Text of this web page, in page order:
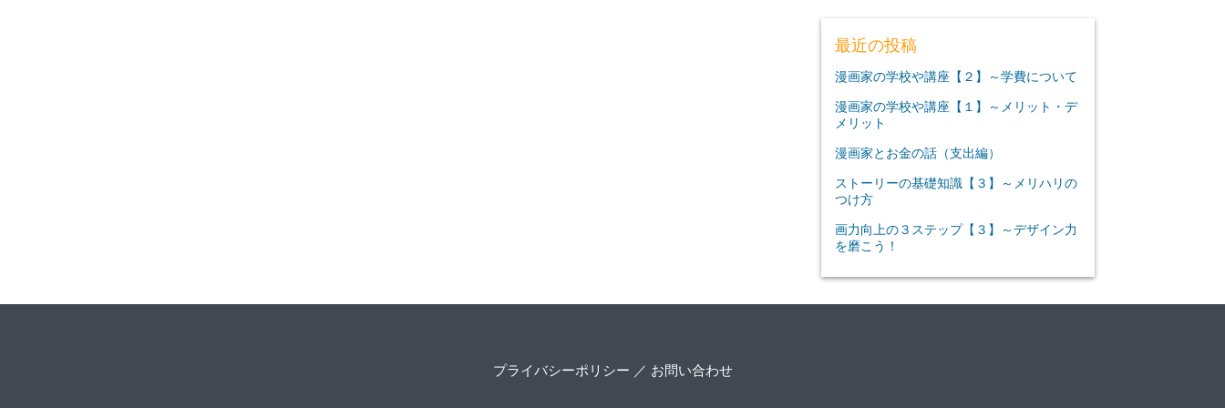
最近の投稿
漫画家の学校や講座【２】～学費について
漫画家の学校や講座【１】～メリット・デ
メリット
漫画家とお金の話（支出編）
ストーリーの基礎知識【３】～メリハリの
つけ方
画力向上の３ステップ【３】～デザイン力
を磨こう！
プライバシーポリシー ／ お問い合わせ